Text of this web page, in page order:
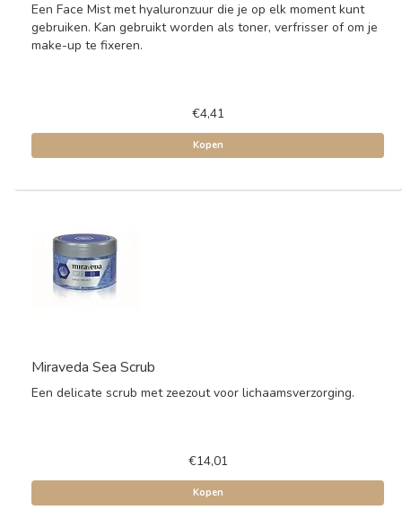
Een Face Mist met hyaluronzuur die je op elk moment kunt
gebruiken. Kan gebruikt worden als toner, verfrisser of om je
make-up te fixeren.
€4,41
Kopen
Miraveda Sea Scrub
Een delicate scrub met zeezout voor lichaamsverzorging.
€14,01
Kopen